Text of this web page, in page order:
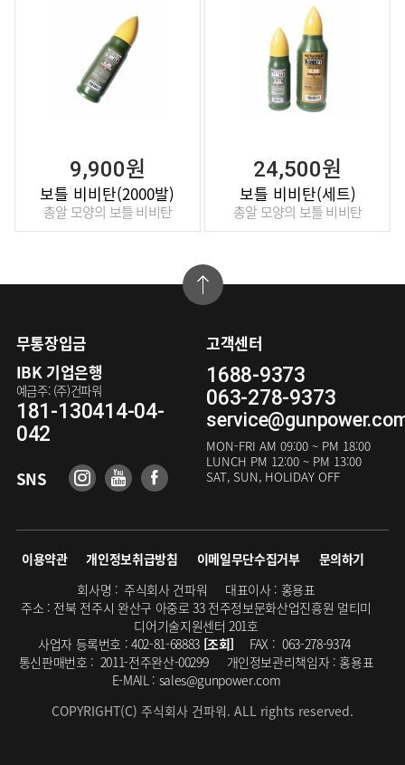
9,900원
보틀 비비탄(2000발)
총알 모양의 보틀 비비탄
24,500원
보틀 비비탄(세트)
총알 모양의 보틀 비비탄
무통장입금
IBK 기업은행
예금주: (주)건파워
181-130414-04-
042
SNS
고객센터
1688-9373
063-278-9373
MON-FRI AM 09:00 ~ PM 18:00
LUNCH PM 12:00 ~ PM 13:00
SAT, SUN, HOLIDAY OFF
이용약관 개인정보취급방침 이메일무단수집거부
문의하기
회사명 : 주식회사 건파워 대표이사 : 홍용표
주소 : 전북 전주시 완산구 아중로 33 전주정보문화산업진흥원 멀티미
디어기술지원센터 201호
사업자 등록번호 : 402-81-68883 [조회] FAX : 063-278-9374
통신판매번호 : 2011-전주완산-00299 개인정보관리책임자 : 홍용표
E-MAIL : sales@gunpower.com
COPYRIGHT(C) 주식회사 건파워. ALL rights reserved.